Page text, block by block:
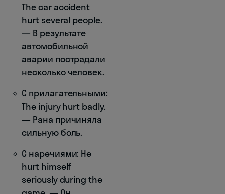
The car accident
hurt several people.
— В результате
автомобильной
аварии пострадали
несколько человек.
С прилагательными:
The injury hurt badly.
— Рана причиняла
сильную боль.
С наречиями: He
hurt himself
seriously during the